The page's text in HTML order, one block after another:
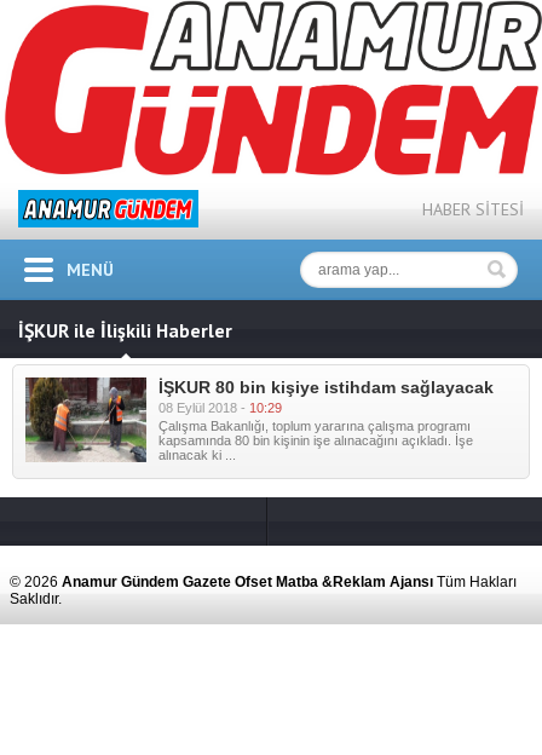
HABER SİTESİ
MENÜ
İŞKUR ile İlişkili Haberler
İŞKUR 80 bin kişiye istihdam sağlayacak
08 Eylül 2018 - 10:29
Çalışma Bakanlığı, toplum yararına çalışma programı
kapsamında 80 bin kişinin işe alınacağını açıkladı. İşe
alınacak ki ...
© 2026 Anamur Gündem Gazete Ofset Matba &Reklam Ajansı Tüm Hakları
Saklıdır.